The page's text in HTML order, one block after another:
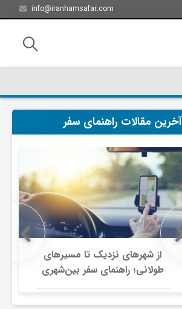
info@iranhamsafar.com
آخرین مقالات راهنمای سفر
از شهرهای نزدیک تا مسیرهای
طولانی؛ راهنمای سفر بین‌شهری
در ایران